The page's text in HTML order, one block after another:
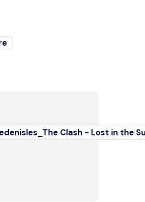
Clash - Lost in the